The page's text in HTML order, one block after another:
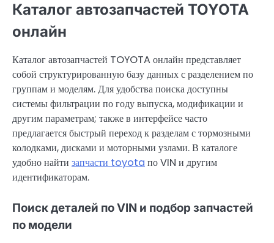
Каталог автозапчастей TOYOTA
онлайн
Каталог автозапчастей TOYOTA онлайн представляет
собой структурированную базу данных с разделением по
группам и моделям. Для удобства поиска доступны
системы фильтрации по году выпуска, модификации и
другим параметрам; также в интерфейсе часто
предлагается быстрый переход к разделам с тормозными
колодками, дисками и моторными узлами. В каталоге
удобно найти запчасти toyota по VIN и другим
идентификаторам.
Поиск деталей по VIN и подбор запчастей
по модели